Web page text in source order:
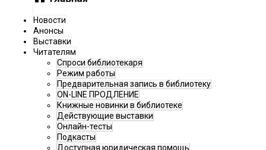
Новости
Анонсы
Выставки
Читателям
Спроси библиотекаря
Режим работы
Предварительная запись в библиотеку
ON-LINE ПРОДЛЕНИЕ
Книжные новинки в библиотеке
Действующие выставки
Онлайн-тесты
Подкасты
Доступная юридическая помощь